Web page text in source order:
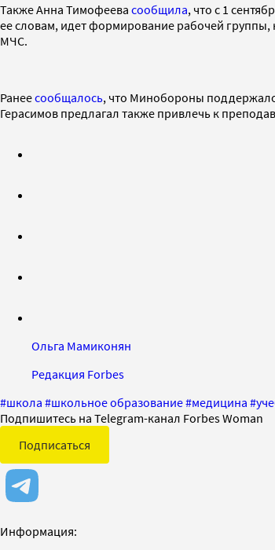
Также Анна Тимофеева сообщила, что с 1
ее словам, идет формирование рабочей
МЧС.
Ранеесообщалось, что Минобороны
Герасимов предлагал также привлечь к
Ольга Мамиконян
Редакция Forbes
#школа #школьное образование#медицина #
Подпишитесь на Telegram-канал Forbes Woman
Подписаться
Информация: